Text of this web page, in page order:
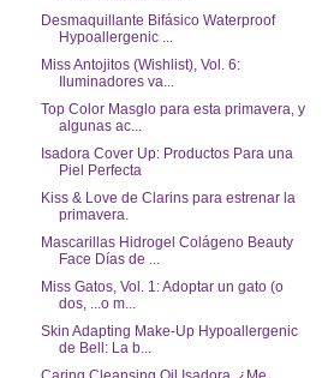
Desmaquillante Bifásico Waterproof
Hypoallergenic ...
Miss Antojitos (Wishlist), Vol. 6:
Iluminadores va...
Top Color Masglo para esta primavera, y
algunas ac...
Isadora Cover Up: Productos Para una
Piel Perfecta
Kiss & Love de Clarins para estrenar la
primavera.
Mascarillas Hidrogel Colágeno Beauty
Face Días de ...
Miss Gatos, Vol. 1: Adoptar un gato (o
dos, ...o m...
Skin Adapting Make-Up Hypoallergenic
de Bell: La b...